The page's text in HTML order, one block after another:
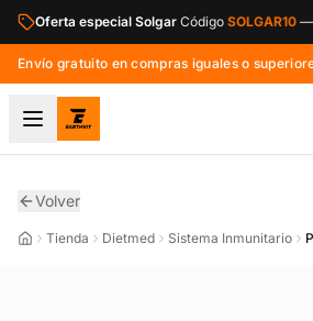
Saltar al contenido principal
Oferta especial Solgar Código SOLGAR10 —
Envío gratuito en compras iguales o
Volver
Tienda Dietmed Sistema Inmunitario